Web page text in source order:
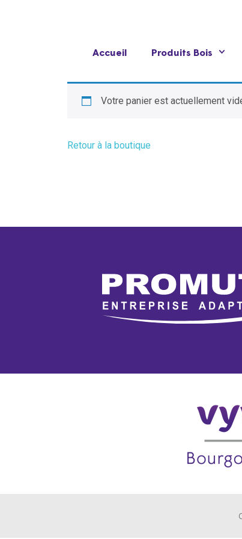
Accueil Produits Bois
Votre panier est actuellement
Retour à la boutique